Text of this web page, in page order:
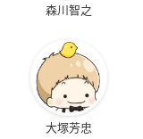
森川智之
大塚芳忠